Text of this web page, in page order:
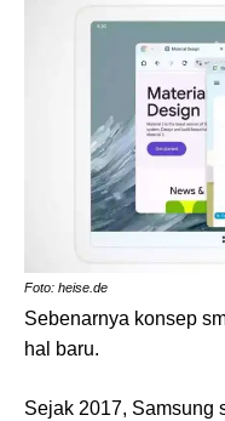
Foto: heise.de
Sebenarnya konsep
hal baru.
Sejak 2017, Samsung